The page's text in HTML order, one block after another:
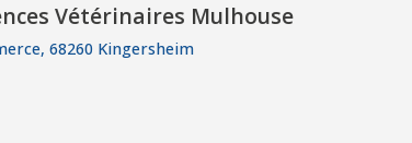
Vétérinaires Mulhouse
68260 Kingersheim